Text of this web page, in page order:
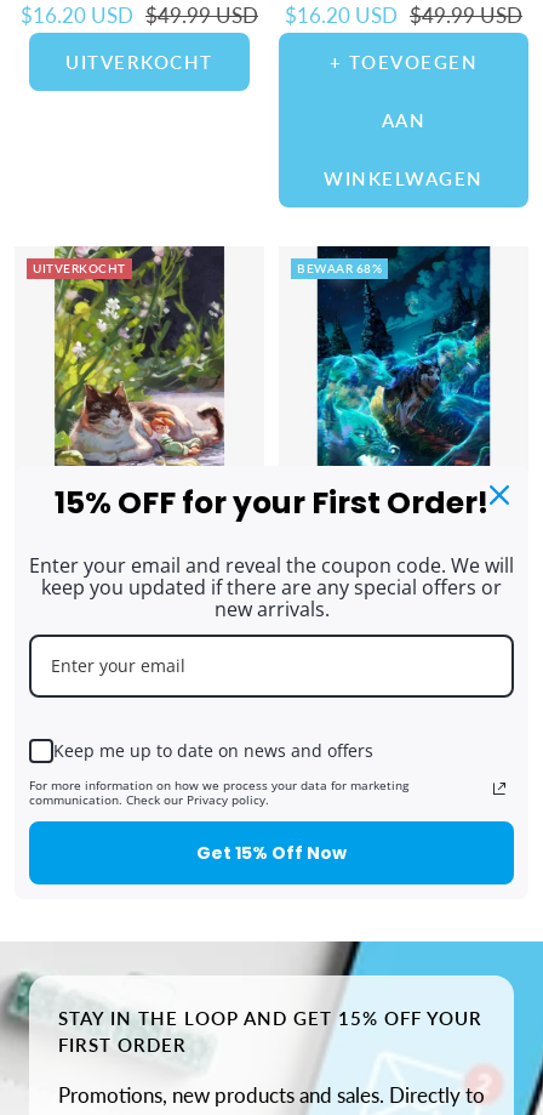
Verkoopprijs
$16.20 USD Normale prijs
$49.99 USD
UITVERKOCHT
Verkoopprijs
$16.20 USD Normale prijs
$49.99 USD
+ TOEVOEGEN
AAN
WINKELWAGEN
UITVERKOCHT
Pastoraal Diamantkunst Kit
(Vierkante Steentjes, 47.5
cm × 70 cm)
UITVERKOCHT
BEWAAR 68%
Dieren Grote Diamant
Schilderij Kit (Vierkante
Steentjes, 47,5 × 70 cm)
Verkoopprijs
$16.20 USD Normale prijs
$49.99 USD
AAN
WINKELWAGEN
STAY IN THE LOOP AND GET 15% OFF YOUR
FIRST ORDER
Promotions, new products and sales. Directly to
15% OFF for your First Order!
Enter your email and reveal the coupon code. We will
keep you updated if there are any special offers or
new arrivals.
Keep me up to date on news and offers
For more information on how we process your data for marketing
communication. Check our Privacy policy.
Get 15% Off Now